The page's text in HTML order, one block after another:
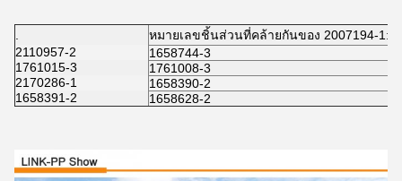
.
หมายเลขชิ้นส่วนที่คล้ายกันของ 2007194-1:
2110957-2
1658744-3
1761015-3
1761008-3
2170286-1
1658390-2
1658391-2
1658628-2